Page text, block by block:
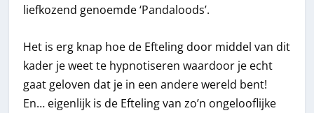
liefkozend genoemde ‘Pandaloods’.
Het is erg knap hoe de Efteling door middel van dit
kader je weet te hypnotiseren waardoor je echt
gaat geloven dat je in een andere wereld bent!
En… eigenlijk is de Efteling van zo’n ongelooflijke